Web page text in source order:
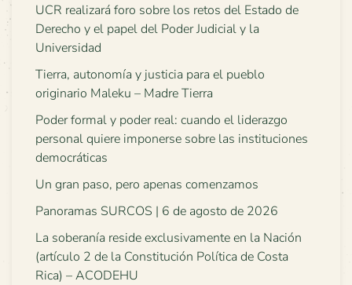
UCR realizará foro sobre los retos del Estado de
Derecho y el papel del Poder Judicial y la
Universidad
Tierra, autonomía y justicia para el pueblo
originario Maleku – Madre Tierra
Poder formal y poder real: cuando el liderazgo
personal quiere imponerse sobre las instituciones
democráticas
Un gran paso, pero apenas comenzamos
Panoramas SURCOS | 6 de agosto de 2026
La soberanía reside exclusivamente en la Nación
(artículo 2 de la Constitución Política de Costa
Rica) – ACODEHU